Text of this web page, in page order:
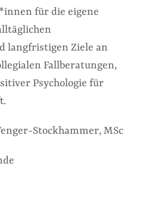
für die eigene
langfristigen Ziele an
Fallberatungen,
Psychologie für
Stockhammer, MSc